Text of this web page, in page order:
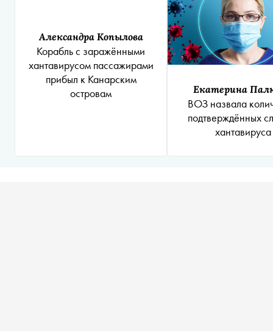
Александра Копылова
Корабль с заражёнными
хантавирусом пассажирами
прибыл к Канарским
островам
Екатерина
ВОЗ назвала
подтверждённых
хантавируса